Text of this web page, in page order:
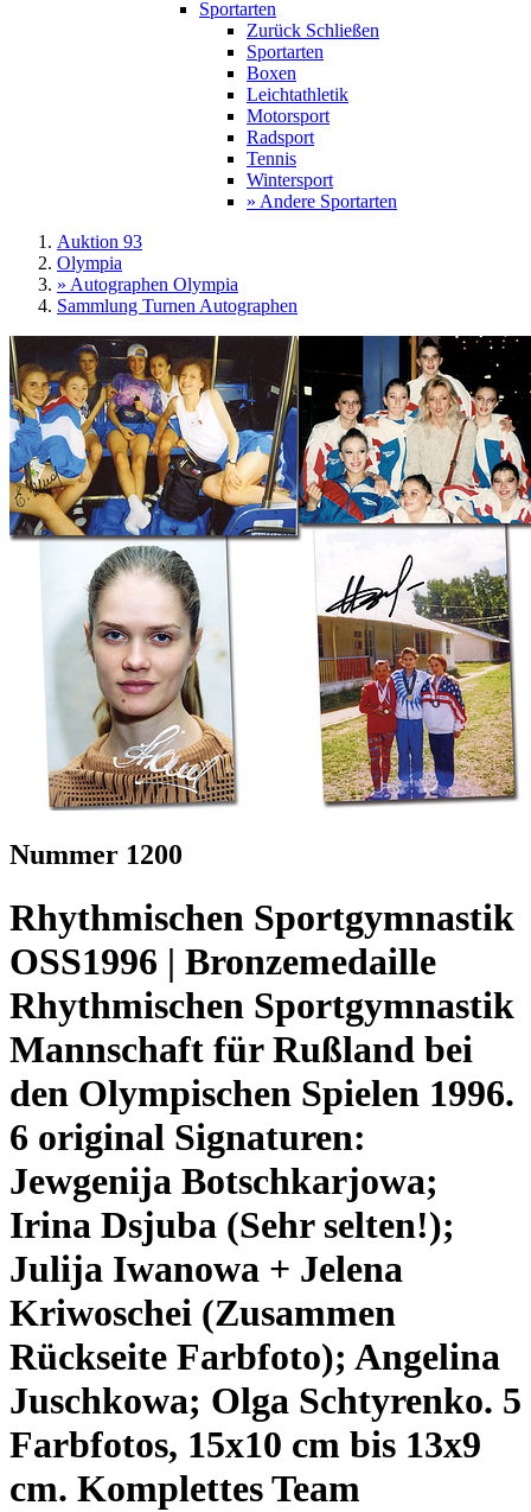
Sportarten
Zurück Schließen
Sportarten
Boxen
Leichtathletik
Motorsport
Radsport
Tennis
Wintersport
» Andere Sportarten
Auktion 93
Olympia
» Autographen Olympia
Sammlung Turnen Autographen
Nummer 1200
Rhythmischen Sportgymnastik
OSS1996 | Bronzemedaille
Rhythmischen Sportgymnastik
Mannschaft für Rußland bei
den Olympischen Spielen 1996.
6 original Signaturen:
Jewgenija Botschkarjowa;
Irina Dsjuba (Sehr selten!);
Julija Iwanowa + Jelena
Kriwoschei (Zusammen
Rückseite Farbfoto); Angelina
Juschkowa; Olga Schtyrenko. 5
Farbfotos, 15x10 cm bis 13x9
cm. Komplettes Team